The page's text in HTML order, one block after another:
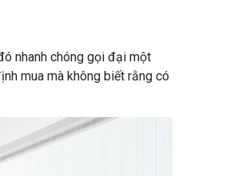
nhanh chóng gọi đại một
mua mà không biết rằng có